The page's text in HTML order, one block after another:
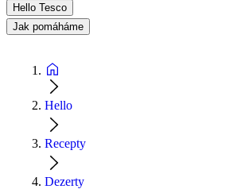
Hello Tesco
Jak pomáháme
Hello
Recepty
Dezerty